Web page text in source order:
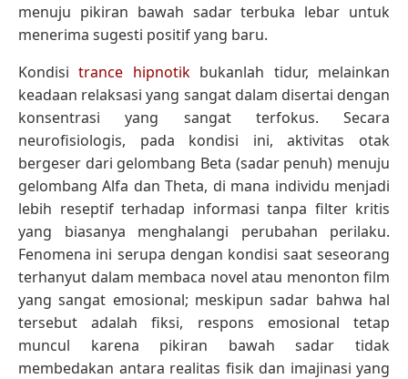
menuju pikiran bawah sadar terbuka lebar untuk
menerima sugesti positif yang baru.
Kondisitrance hipnotikbukanlah tidur, melainkan
keadaan relaksasi yang sangat dalam disertai dengan
konsentrasi yang sangat terfokus. Secara
neurofisiologis, pada kondisi ini, aktivitas otak
bergeser dari gelombang Beta (sadar penuh) menuju
gelombang Alfa dan Theta, di mana individu menjadi
lebih reseptif terhadap informasi tanpa filter kritis
yang biasanya menghalangi perubahan perilaku.
Fenomena ini serupa dengan kondisi saat seseorang
terhanyut dalam membaca novel atau menonton film
yang sangat emosional; meskipun sadar bahwa hal
tersebut adalah fiksi, respons emosional tetap
muncul karena pikiran bawah sadar tidak
membedakan antara realitas fisik dan imajinasi yang